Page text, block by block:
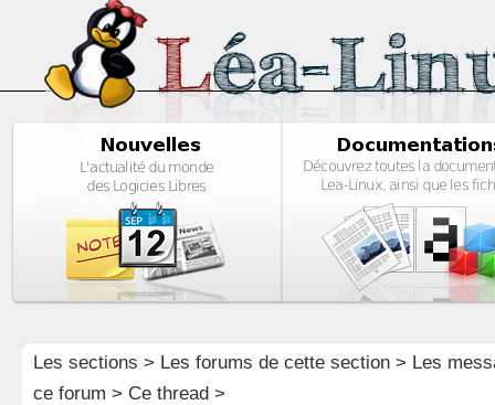
Les sections > Les forums de cette section> Les
ce forum > Ce thread >